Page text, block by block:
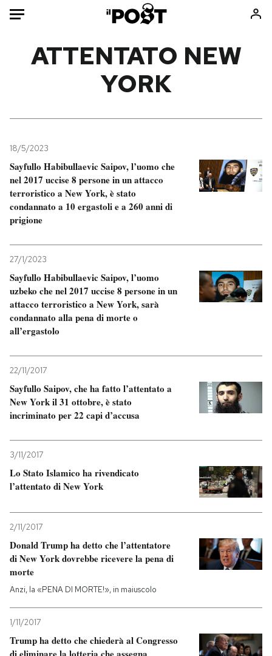
Mondo
Tecnologia
Internet
Scienza
Cultura
Economia
Libri
Ok Boomer!
Europa
PODCAST
NEWSLETTER
I MIEI PREFERITI
SHOP
CALENDARIO
Entra
ATTENTATO NEW
YORK
18/5/2023
Sayfullo Habibullaevic Saipov, l’uomo che
nel 2017 uccise 8 persone in un attacco
terroristico a New York, è stato
condannato a 10 ergastoli e a 260 anni di
prigione
27/1/2023
Sayfullo Habibullaevic Saipov, l’uomo
uzbeko che nel 2017 uccise 8 persone in un
attacco terroristico a New York, sarà
condannato alla pena di morte o
all’ergastolo
22/11/2017
Sayfullo Saipov, che ha fatto l’attentato a
New York il 31 ottobre, è stato
incriminato per 22 capi d’accusa
3/11/2017
Lo Stato Islamico ha rivendicato
l’attentato di New York
2/11/2017
Donald Trump ha detto che l’attentatore
di New York dovrebbe ricevere la pena di
morte
Anzi, la «PENA DI MORTE!», in maiuscolo
1/11/2017
Trump ha detto che chiederà al Congresso